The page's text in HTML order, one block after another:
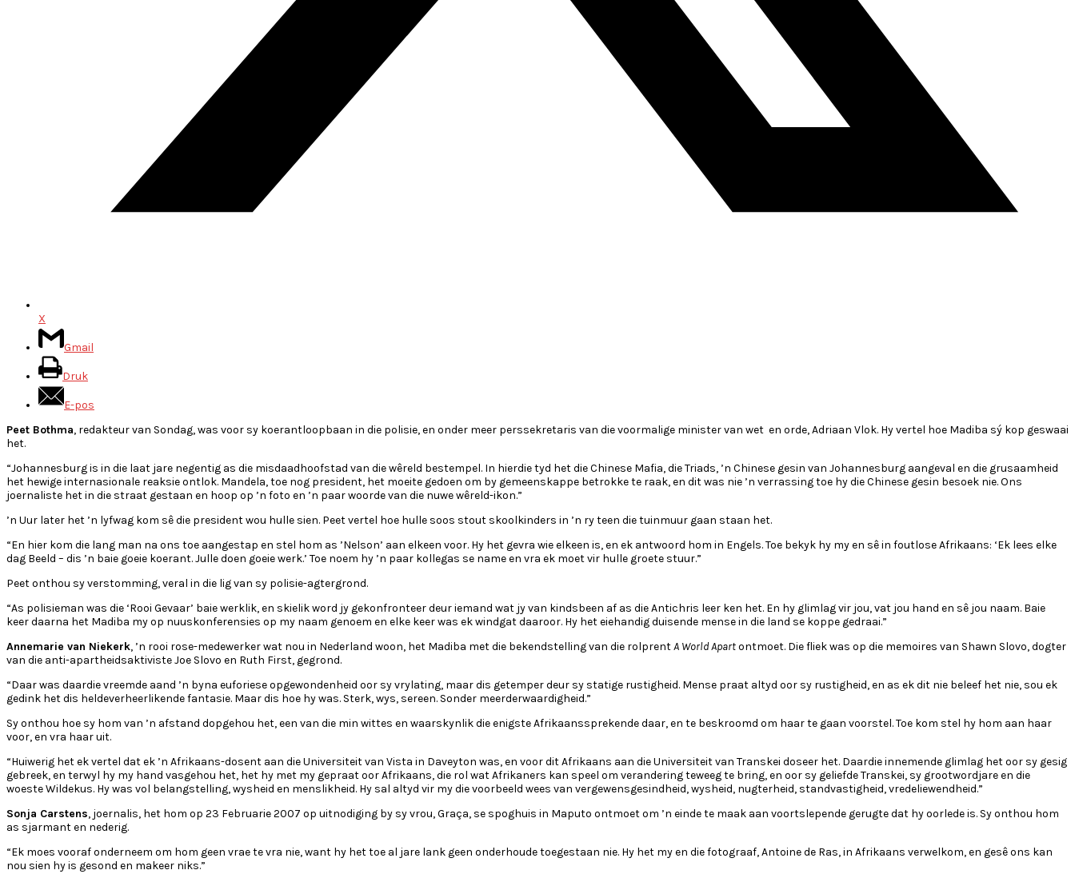
X
Gmail
Druk
E-pos
Peet Bothma, redakteur van Sondag, was voor sy koerantloopbaan in die polisie, en onder meer perssekretaris van die voormalige minister van wet en orde, Adriaan Vlok. Hy vertel hoe Madiba sý kop geswaai
het.
“Johannesburg is in die laat jare negentig as die misdaadhoofstad van die wêreld bestempel. In hierdie tyd het die Chinese Mafia, die Triads, ’n Chinese gesin van Johannesburg aangeval en die grusaamheid
het hewige internasionale reaksie ontlok. Mandela, toe nog president, het moeite gedoen om by gemeenskappe betrokke te raak, en dit was nie ’n verrassing toe hy die Chinese gesin besoek nie. Ons
joernaliste het in die straat gestaan en hoop op ’n foto en ’n paar woorde van die nuwe wêreld-ikon.”
’n Uur later het ’n lyfwag kom sê die president wou hulle sien. Peet vertel hoe hulle soos stout skoolkinders in ’n ry teen die tuinmuur gaan staan het.
“En hier kom die lang man na ons toe aangestap en stel hom as ’Nelson’ aan elkeen voor. Hy het gevra wie elkeen is, en ek antwoord hom in Engels. Toe bekyk hy my en sê in foutlose Afrikaans: ‘Ek lees elke
dag Beeld – dis ’n baie goeie koerant. Julle doen goeie werk.’ Toe noem hy ’n paar kollegas se name en vra ek moet vir hulle groete stuur.”
Peet onthou sy verstomming, veral in die lig van sy polisie-agtergrond.
“As polisieman was die ‘Rooi Gevaar’ baie werklik, en skielik word jy gekonfronteer deur iemand wat jy van kindsbeen af as die Antichris leer ken het. En hy glimlag vir jou, vat jou hand en sê jou naam. Baie
keer daarna het Madiba my op nuuskonferensies op my naam genoem en elke keer was ek windgat daaroor. Hy het eiehandig duisende mense in die land se koppe gedraai.”
Annemarie van Niekerk, ’n rooi rose-medewerker wat nou in Nederland woon, het Madiba met die bekendstelling van die rolprentA World Apartontmoet. Die fliek was op die memoires van Shawn Slovo, dogter
van die anti-apartheidsaktiviste Joe Slovo en Ruth First, gegrond.
“Daar was daardie vreemde aand ’n byna euforiese opgewondenheid oor sy vrylating, maar dis getemper deur sy statige rustigheid. Mense praat altyd oor sy rustigheid, en as ek dit nie beleef het nie, sou ek
gedink het dis heldeverheerlikende fantasie. Maar dis hoe hy was. Sterk, wys, sereen. Sonder meerderwaardigheid.”
Sy onthou hoe sy hom van ’n afstand dopgehou het, een van die min wittes en waarskynlik die enigste Afrikaanssprekende daar, en te beskroomd om haar te gaan voorstel. Toe kom stel hy hom aan haar
voor, en vra haar uit.
“Huiwerig het ek vertel dat ek ’n Afrikaans-dosent aan die Universiteit van Vista in Daveyton was, en voor dit Afrikaans aan die Universiteit van Transkei doseer het. Daardie innemende glimlag het oor sy gesig
gebreek, en terwyl hy my hand vasgehou het, het hy met my gepraat oor Afrikaans, die rol wat Afrikaners kan speel om verandering teweeg te bring, en oor sy geliefde Transkei, sy grootwordjare en die
woeste Wildekus. Hy was vol belangstelling, wysheid en menslikheid. Hy sal altyd vir my die voorbeeld wees van vergewensgesindheid, wysheid, nugterheid, standvastigheid, vredeliewendheid.”
Sonja Carstens, joernalis, het hom op 23 Februarie 2007 op uitnodiging by sy vrou, Graça, se spoghuis in Maputo ontmoet om ’n einde te maak aan voortslepende gerugte dat hy oorlede is. Sy onthou hom
as sjarmant en nederig.
“Ek moes vooraf onderneem om hom geen vrae te vra nie, want hy het toe al jare lank geen onderhoude toegestaan nie. Hy het my en die fotograaf, Antoine de Ras, in Afrikaans verwelkom, en gesê ons kan
nou sien hy is gesond en makeer niks.”